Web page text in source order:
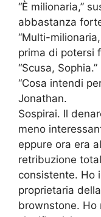
“È milionaria,”
abbastanza
“Multi-
prima di potersi
“Scusa, Sophia.”
“Cosa intendi
Jonathan.
Sospirai. Il
meno
eppure ora era
retribuzione
consistente. Ho
proprietaria
brownstone. Ho